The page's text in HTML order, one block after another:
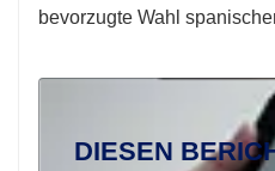
bevorzugte Wahl
DIESEN